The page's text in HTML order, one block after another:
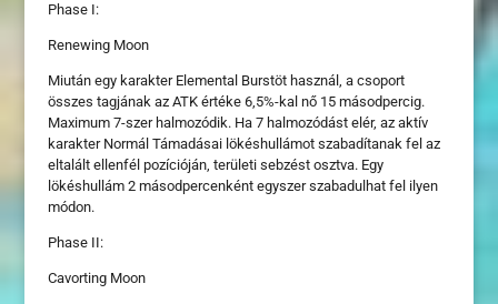
Phase I:
Renewing Moon
Miután egy karakter Elemental Burstöt használ, a csoport
összes tagjának az ATK értéke 6,5%-kal nő 15 másodpercig.
Maximum 7-szer halmozódik. Ha 7 halmozódást elér, az aktív
karakter Normál Támadásai lökéshullámot szabadítanak fel az
eltalált ellenfél pozícióján, területi sebzést osztva. Egy
lökéshullám 2 másodpercenként egyszer szabadulhat fel ilyen
módon.
Phase II:
Cavorting Moon